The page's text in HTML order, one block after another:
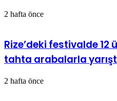
2 hafta önce
Rize’deki festivalde 12
tahta arabalarla
2 hafta önce